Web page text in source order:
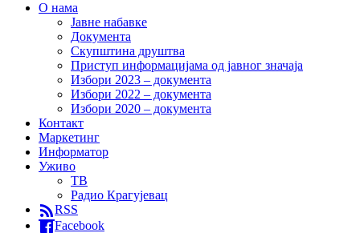
О нама
Јавне набавке
Документа
Скупштина друштва
Приступ информацијама од јавног значаја
Избори 2023 – документа
Избори 2022 – документа
Избори 2020 – документа
Контакт
Маркетинг
Информатор
Уживо
ТВ
Радио Крагујевац
RSS
Facebook